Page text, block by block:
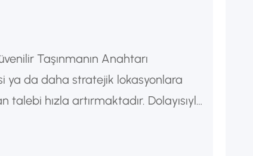
Taşınmanın Anahtarı
ya da daha stratejik lokasyonlara
hızla artırmaktadır. Dolayısıyla,
önem taşır. Ayrıca, uzman ekipler